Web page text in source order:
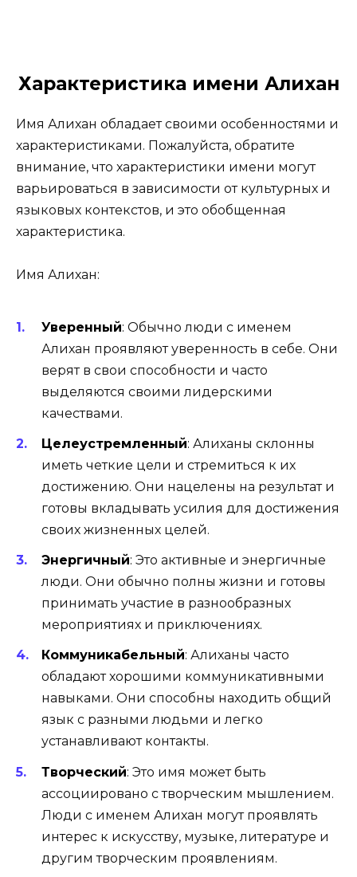
Характеристика имени Алихан
Имя Алихан обладает своими особенностями и
характеристиками. Пожалуйста, обратите
внимание, что характеристики имени могут
варьироваться в зависимости от культурных и
языковых контекстов, и это обобщенная
характеристика.
Имя Алихан:
Уверенный: Обычно люди с именем
Алихан проявляют уверенность в себе. Они
верят в свои способности и часто
выделяются своими лидерскими
качествами.
Целеустремленный: Алиханы склонны
иметь четкие цели и стремиться к их
достижению. Они нацелены на результат и
готовы вкладывать усилия для достижения
своих жизненных целей.
Энергичный: Это активные и энергичные
люди. Они обычно полны жизни и готовы
принимать участие в разнообразных
мероприятиях и приключениях.
Коммуникабельный: Алиханы часто
обладают хорошими коммуникативными
навыками. Они способны находить общий
язык с разными людьми и легко
устанавливают контакты.
Творческий: Это имя может быть
ассоциировано с творческим мышлением.
Люди с именем Алихан могут проявлять
интерес к искусству, музыке, литературе и
другим творческим проявлениям.